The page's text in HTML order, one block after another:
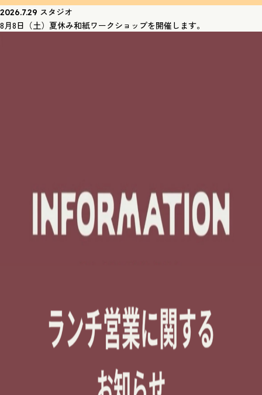
2026.7.29 スタジオ
8月8日（土）夏休み和紙ワークショップを開催します。